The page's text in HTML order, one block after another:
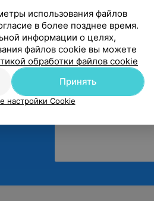
использования файлов
в более позднее время.
информации о целях,
файлов cookie вы можете
обработки файлов cookie
Принять
настройки Cookie